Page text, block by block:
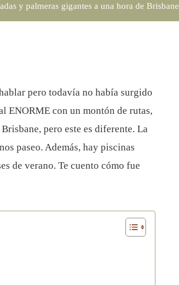
Gigantes
Brisbane
y palmeras gigantes a una hora de Brisbane
pero todavía no había surgido
ENORME con un montón de rutas,
pero este es diferente. La
paseo. Además, hay piscinas
de verano. Te cuento cómo fue